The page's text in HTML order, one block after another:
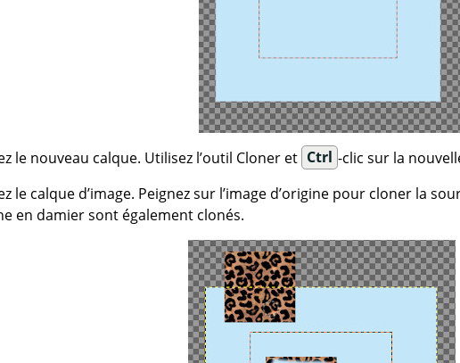
le nouveau calque. Utilisez l’outil Cloner et Ctrl -clic sur la
le calque d’image. Peignez sur l’image d’origine pour cloner la
en damier sont également clonés.